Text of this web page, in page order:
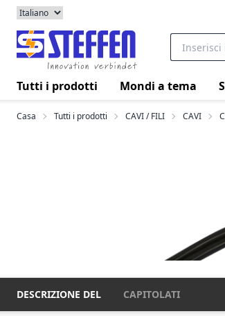
Tutti i prodotti Mondi a tema
Casa Tutti i prodotti CAVI / FILI CAVI
DESCRIZIONE DEL CAPITOLATI